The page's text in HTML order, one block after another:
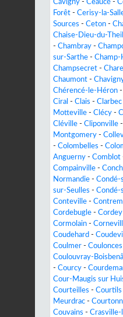
Cavigny - Ceaucé -
Forêt - Cerisy-la-
Sources - Ceton -
Chaise-Dieu-du-Theil
- Chambray -
sur-Sarthe - Champ-
Champsecret -
Chaumont -
Chérencé-le-Héron -
Ciral - Clais - Clarbec
Motteville - Clécy -
Cléville - Cliponville -
Montgomery -
- Colombelles -
Anguerny - Comblot
Compainville -
Normandie - Condé-
sur-Seulles - Condé-
Conteville -
Cordebugle - Cordey
Cormolain -
Coudehard -
Coulmer - Coulonces
Coulouvray-
- Courcy -
Cour-Maugis sur
Courteilles - Courtils
Meurdrac -
Couvains -